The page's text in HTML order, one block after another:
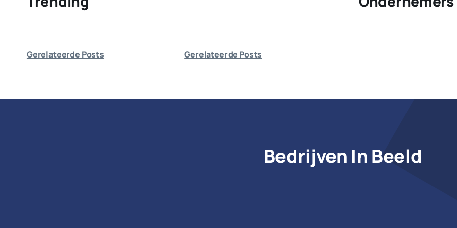
Gerelateerde Posts Gerelateerde Posts
Bedrijven In Beeld